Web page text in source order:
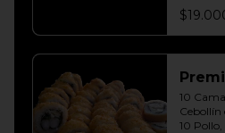
Cebollín
10
10
10
10
Cebollín
10
10